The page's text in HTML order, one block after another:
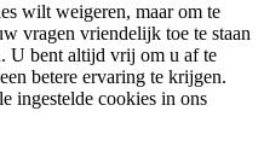
wilt weigeren, maar om te
vragen vriendelijk toe te staan
U bent altijd vrij om u af te
betere ervaring te krijgen.
ingestelde cookies in ons